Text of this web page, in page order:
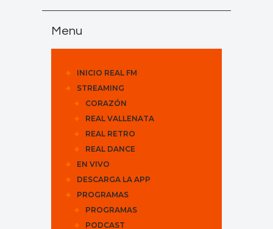
Menu
INICIO REAL FM
STREAMING
CORAZÓN
REAL VALLENATA
REAL RETRO
REAL DANCE
EN VIVO
DESCARGA LA APP
PROGRAMAS
PROGRAMAS
PODCAST